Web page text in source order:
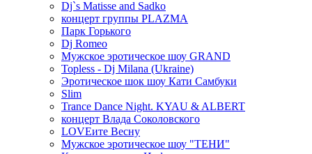
Dj`s Matisse and Sadko
концерт группы PLAZMA
Парк Горького
Dj Romeo
Мужское эротическое шоу GRAND
Topless - Dj Milana (Ukraine)
Эротическое шок шоу Кати Самбуки
Slim
Trance Dance Night. KYAU & ALBERT
концерт Влада Соколовского
LOVEите Весну
Мужское эротическое шоу "ТЕНИ"